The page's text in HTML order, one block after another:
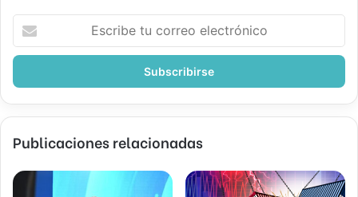
correo
Publicaciones relacionadas